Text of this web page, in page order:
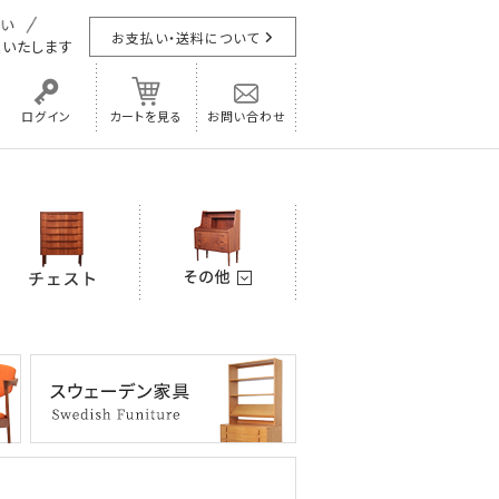
いたします お支払い・送料について
ログイン カートを見る お問い合わせ